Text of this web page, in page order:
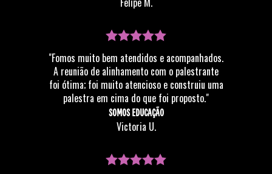
"Fomos muito bem atendidos e acompanhados.
A reunião de alinhamento com o palestrante
foi ótima; foi muito atencioso e construiu uma
palestra em cima do que foi proposto."
SOMOS EDUCAÇÃO
Victoria U.